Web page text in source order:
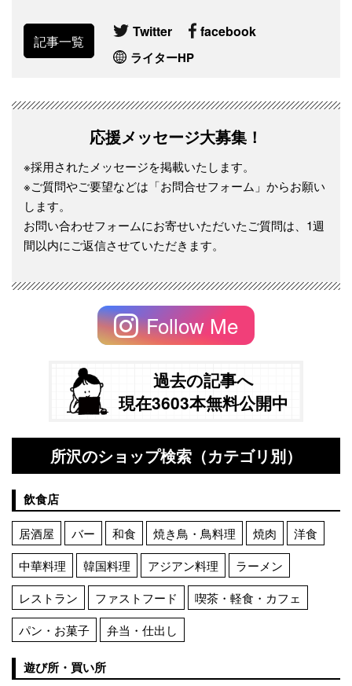
記事一覧
Twitter facebook
ライターHP
応援メッセージ大募集！
※採用されたメッセージを掲載いたします。
※ご質問やご要望などは「お問合せフォーム」からお願い
します。
お問い合わせフォームにお寄せいただいたご質問は、1週
間以内にご返信させていただきます。
Follow Me
過去の記事へ
現在3603本無料公開中
所沢のショップ検索（カテゴリ別）
飲食店
居酒屋 バー 和食 焼き鳥・鳥料理 焼肉
洋食
中華料理
韓国料理 アジアン料理
ラーメン
レストラン
ファストフード
喫茶・軽食・カフェ
パン・お菓子
弁当・仕出し
遊び所・買い所